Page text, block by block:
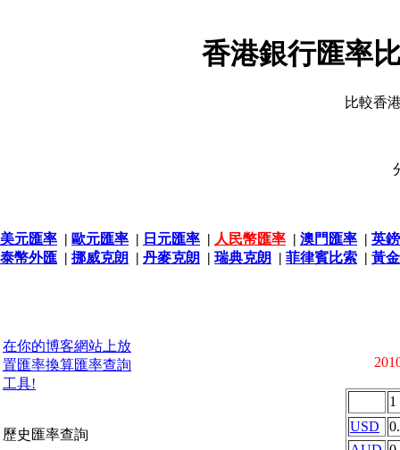
香港銀行匯率
比較香
美元匯率 | 歐元匯率 | 日元匯率 | 人民幣匯率 | 澳門匯率 | 英
泰幣外匯 | 挪威克朗 | 丹麥克朗 | 瑞典克朗 | 菲律賓比索 | 黃
在你的博客網站上放
置匯率換算匯率查詢
工具!
歷史匯率查詢
1
USD